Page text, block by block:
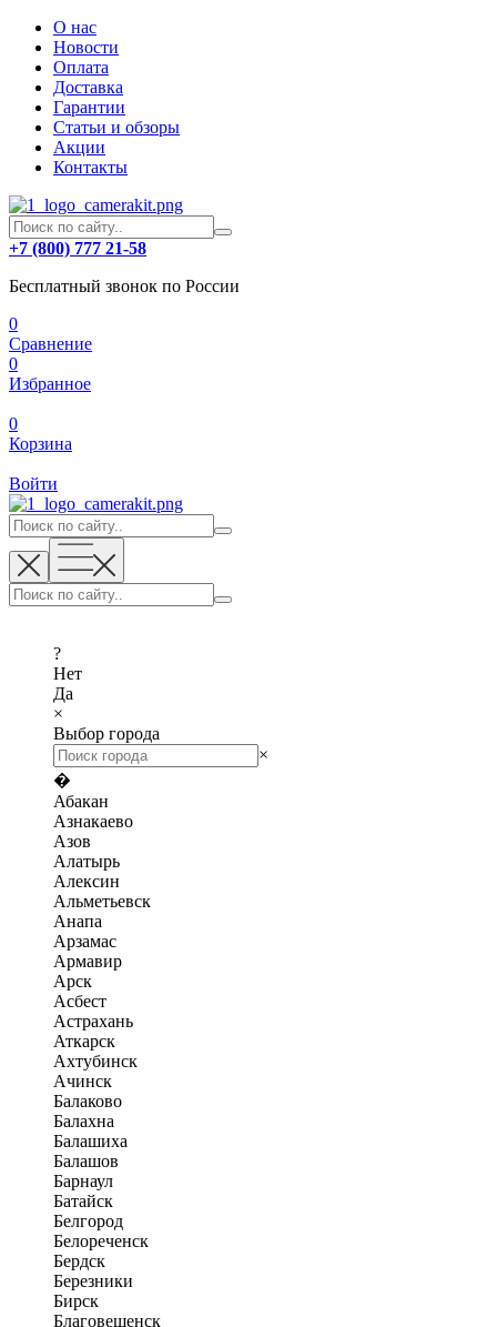
О нас
Новости
Оплата
Доставка
Гарантии
Статьи и обзоры
Акции
Контакты
+7 (800) 777 21-58
Бесплатный звонок по России
0
Сравнение
0
Избранное
0
Корзина
Войти
?
Нет
Да
×
Выбор города
×
�
Абакан
Азнакаево
Азов
Алатырь
Алексин
Альметьевск
Анапа
Арзамас
Армавир
Арск
Асбест
Астрахань
Аткарск
Ахтубинск
Ачинск
Балаково
Балахна
Балашиха
Балашов
Барнаул
Батайск
Белгород
Белореченск
Бердск
Березники
Бирск
Благовещенск